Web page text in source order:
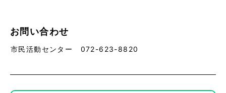
お問い合わせ
市民活動センター 072-623-8820